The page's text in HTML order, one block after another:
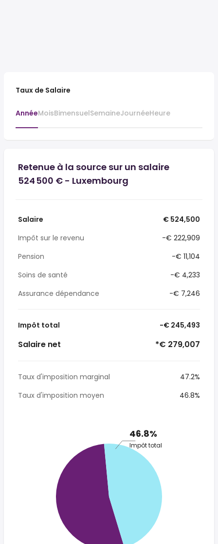
Taux de Salaire
AnnéeMoisBimensuelSemaineJournéeHeure
Retenue à la source sur un salaire
524 500 € - Luxembourg
Salaire
€ 524,500
Impôt sur le revenu
-€ 222,909
Pension
-€ 11,104
Soins de santé
-€ 4,233
Assurance dépendance
-€ 7,246
Impôt total -€ 245,493
Salaire net *€ 279,007
Taux d'imposition marginal
47.2%
Taux d'imposition moyen
46.8%
46.8%
Impôt total